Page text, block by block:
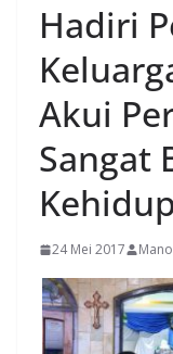
Hadiri
Akui
Sangat
24 Mei 2017